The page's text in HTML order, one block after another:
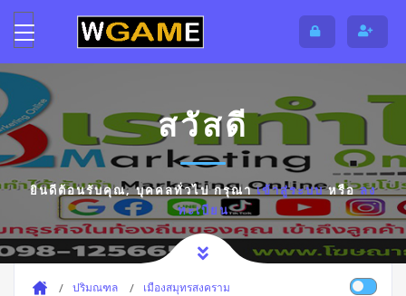
สวัสดี
ยินดีต้อนรับคุณ,บุคคลทั่วไปกรุณาเข้าสู่ระบบหรือลง
ทะเบียน
ปริมณฑล เมืองสมุทรสงคราม